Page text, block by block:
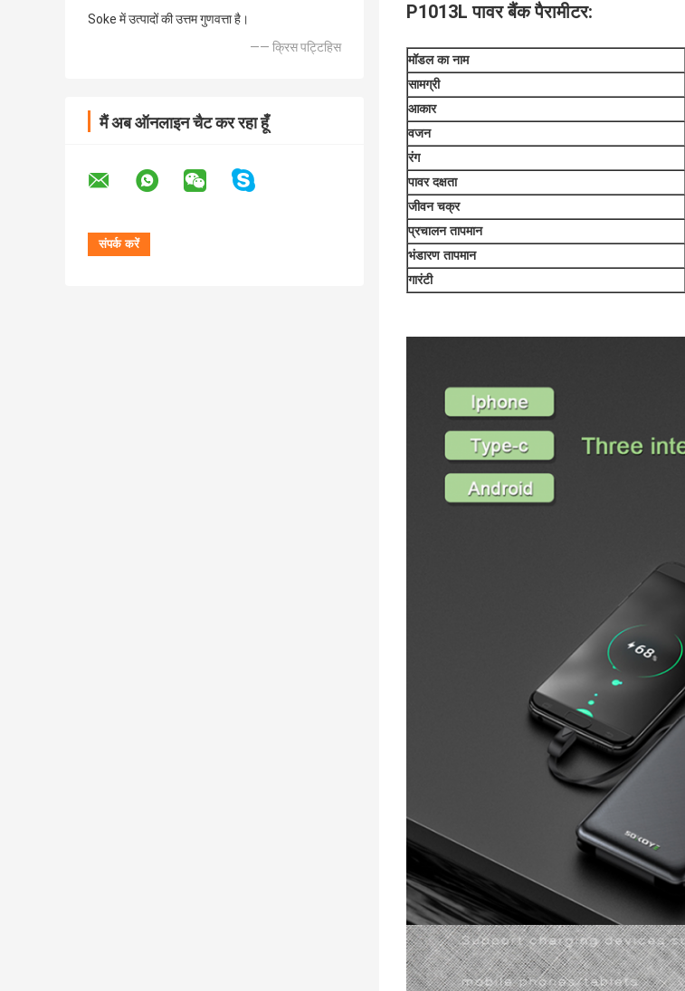
Soke में उत्पादों की उत्तम गुणवत्ता है।
—— क्रिस पट्टिहिस
मैं अब ऑनलाइन चैट कर रहा हूँ
P1013L पावर बैंक पैरामीटर:
मॉडल का नाम
सामग्री
आकार
वजन
रंग
पावर दक्षता
जीवन चक्र
प्रचालन तापमान
भंडारण तापमान
गारंटी